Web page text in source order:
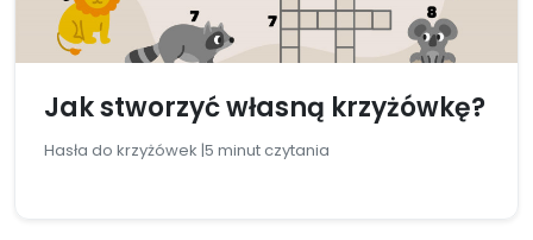
Jak stworzyć własną krzyżówkę?
Hasła do krzyżówek |5 minut czytania